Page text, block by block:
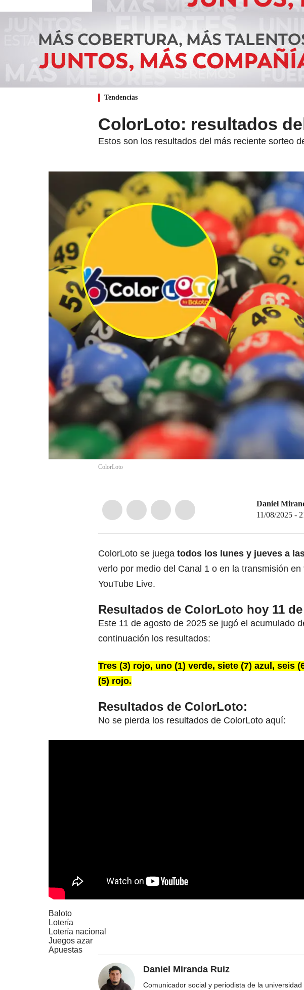
Tendencias
ColorLoto: resultados
Estos son los resultados del más reciente sorteo
ColorLoto
Daniel
11/08/2025 -
ColorLoto se juega todos los lunes y jueves a
verlo por medio del Canal 1 o en la transmisión
YouTube Live.
Resultados de ColorLoto hoy 11
Este 11 de agosto de 2025 se jugó el acumulado
continuación los resultados:
Tres (3) rojo, uno (1) verde, siete (7) azul, seis
(5) rojo.
Resultados de ColorLoto:
No se pierda los resultados de ColorLoto aquí:
Baloto
Lotería
Lotería nacional
Juegos azar
Apuestas
Daniel Miranda Ruiz
Comunicador social y periodista de la